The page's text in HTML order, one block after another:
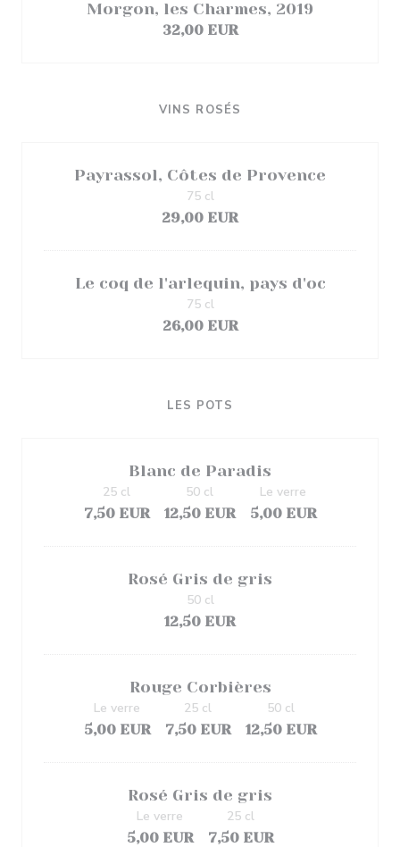
Morgon, les Charmes, 2019
32,00 EUR
VINS ROSÉS
Payrassol, Côtes de Provence
29,00 EUR
75 cl
Le coq de l'arlequin, pays d'oc
26,00 EUR
75 cl
LES POTS
Blanc de Paradis
7,50 EUR
25 cl
12,50 EUR
50 cl
5,00 EUR
Le verre
Rosé Gris de gris
12,50 EUR
50 cl
Rouge Corbières
5,00 EUR
Le verre
7,50 EUR
25 cl
12,50 EUR
50 cl
Rosé Gris de gris
5,00 EUR
Le verre
7,50 EUR
25 cl